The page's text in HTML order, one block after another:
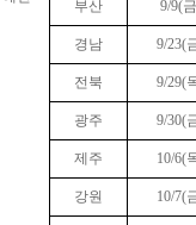
부산 9/9(
경남 9/23(
전북 9/29(
광주 9/30(
제주 10/6(
강원 10/7(